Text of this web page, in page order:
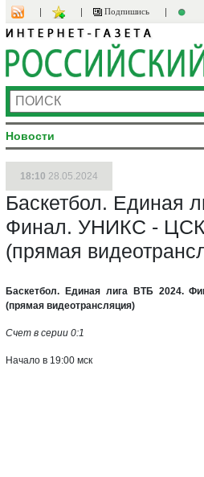
Подпишись
Новости
18:10 28.05.2024
Баскетбол. Единая
Финал. УНИКС -
(прямая
Баскетбол. Единая лига ВТБ 2024.
(прямая видеотрансляция)
Счет в серии 0:1
Начало в 19:00 мск